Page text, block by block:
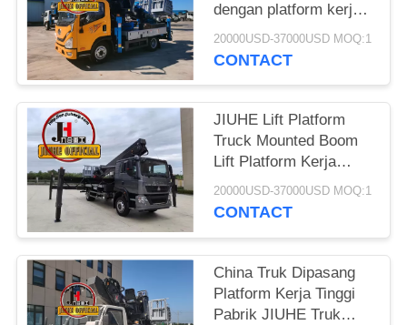
dengan platform kerja
udara dengan
teleskopik boom truk
20000USD-37000USD MOQ:1
CONTACT
JIUHE Lift Platform
Truck Mounted Boom
Lift Platform Kerja
Udara JIUHE Bucket
Lift Truck 45m Operasi
20000USD-37000USD MOQ:1
CONTACT
China Truk Dipasang
Platform Kerja Tinggi
Pabrik JIUHE Truk